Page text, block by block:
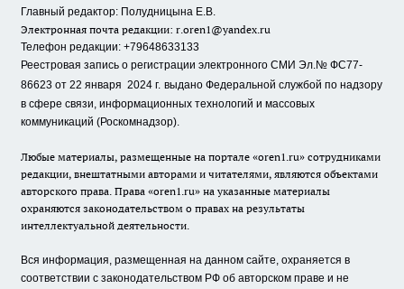
Главный редактор: Полудницына Е.В.
Электронная почта редакции: r.oren1@yandex.ru
Телефон редакции: +79648633133
Реестровая запись о регистрации электронного СМИ Эл.№ ФС77-
86623 от 22 января 2024 г. выдано Федеральной службой по надзору
в сфере связи, информационных технологий и массовых
коммуникаций (Роскомнадзор).
Любые материалы, размещенные на портале «oren1.ru» сотрудниками
редакции, внештатными авторами и читателями, являются объектами
авторского права. Права «oren1.ru» на указанные материалы
охраняются законодательством о правах на результаты
интеллектуальной деятельности.
Вся информация, размещенная на данном сайте, охраняется в
соответствии с законодательством РФ об авторском праве и не